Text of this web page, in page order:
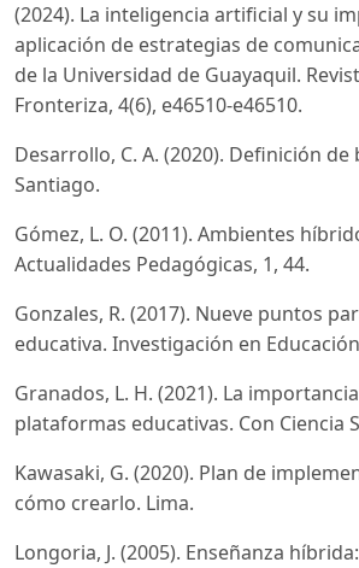
(2024). La inteligencia artificial y su
aplicación de estrategias de
de la Universidad de Guayaquil.
Fronteriza, 4(6), e46510-e46510.
Desarrollo, C. A. (2020). Definición
Santiago.
Gómez, L. O. (2011). Ambientes
Actualidades Pedagógicas, 1, 44.
Gonzales, R. (2017). Nueve puntos
educativa. Investigación en
Granados, L. H. (2021). La
plataformas educativas. Con Ciencia
Kawasaki, G. (2020). Plan de
cómo crearlo. Lima.
Longoria, J. (2005). Enseñanza